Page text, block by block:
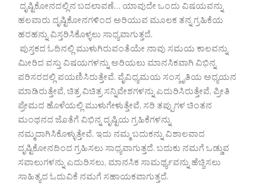
ದೃಷ್ಟಿಕೋನದಲ್ಲಿನ ಬದಲಾವಣೆ… ಯಾವುದೇ ಒಂದು ವಿಷಯವನ್ನು
ಹಲವಾರು ದೃಷ್ಟಿಕೋನಗಳಿಂದ ಅರಿಯುವ ಮೂಲಕ ತನ್ನ ಗ್ರಹಿಕೆಯ
ಹರಹನ್ನು ವಿಸ್ತರಿಸಿಕೊಳ್ಳಲು ಸಾಧ್ಯವಾಗುತ್ತದೆ.
ಪುಸ್ತಕದ ಓದಿನಲ್ಲಿ ಮುಳುಗಿರುವಂತೆಯೇ ನಾವು ಸಮಯ ಕಾಲವನ್ನು
ಮೀರಿದ ವಸ್ತು ವಿಷಯಗಳನ್ನು ಅರಿಯಲು ಮಾನಸಿಕವಾಗಿ ವಿಭಿನ್ನ
ಪರಿಸರದಲ್ಲಿ ಪಯಣಿಸಿರುತ್ತೇವೆ. ವೈವಿಧ್ಯಮಯ ಸಂಸ್ಕೃತಿಯ ಅಧ್ಯಯನ
ಮಾಡಿರುತ್ತೇವೆ, ಚಿತ್ರ ವಿಚಿತ್ರ ಸನ್ನಿವೇಶಗಳನ್ನು ಎದುರಿಸಿರುತ್ತೇವೆ, ಪ್ರೀತಿ
ಪ್ರೇಮದ ಹೊಳೆಯಲ್ಲಿ ಮುಳುಗೇಳುತ್ತೇವೆ, ಸರಿ ತಪ್ಪುಗಳ ಚಿಂತನ
ಮಂಥನದ ಜೊತೆಗೆ ವಿಭಿನ್ನ ದೃಷ್ಟಿಯ ಗ್ರಹಿಕೆಗಳನ್ನು
ನಮ್ಮದಾಗಿಸಿಕೊಳ್ಳುತ್ತೇವೆ. ಇದು ನಮ್ಮ ಬದುಕನ್ನು ವಿಶಾಲವಾದ
ದೃಷ್ಟಿಕೋನದಿಂದ ಗ್ರಹಿಸಲು ಸಾಧ್ಯವಾಗುತ್ತದೆ. ಬದುಕು ನಮಗೆ ಒಡ್ಡುವ
ಸವಾಲುಗಳನ್ನು ಎದುರಿಸಲು, ಮಾನಸಿಕ ಸಾಮರ್ಥ್ಯವನ್ನು ಹೆಚ್ಚಿಸಲು
ಸಾಹಿತ್ಯದ ಓದುವಿಕೆ ನಮಗೆ ಸಹಾಯಕವಾಗುತ್ತದೆ.